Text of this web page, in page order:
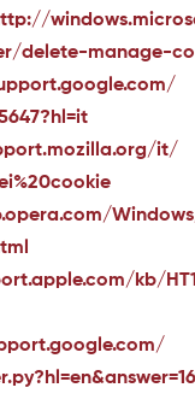
delete-manage-
it/
kb/